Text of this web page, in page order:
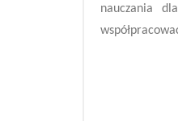
nauczania